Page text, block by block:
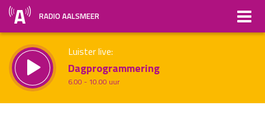
RADIO AALSMEER
Luister live:
Dagprogrammering
6.00 - 10.00 uur